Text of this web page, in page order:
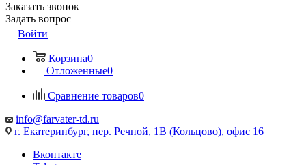
Заказать звонок
Задать вопрос
Войти
Корзина0
Отложенные0
Сравнение товаров0
info@farvater-td.ru
г. Екатеринбург, пер. Речной, 1В (Кольцово), офис 16
Вконтакте